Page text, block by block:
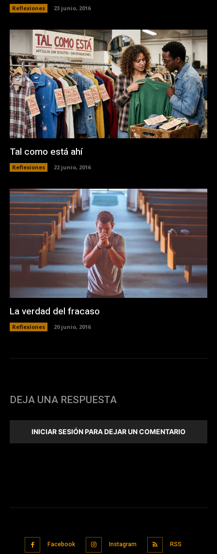
Reflexiones 23 junio, 2016
Tal como está ahí
Reflexiones 22 junio, 2016
La verdad del fracaso
Reflexiones 20 junio, 2016
DEJA UNA RESPUESTA
INICIAR SESIÓN PARA DEJAR UN COMENTARIO
Facebook Instagram RSS